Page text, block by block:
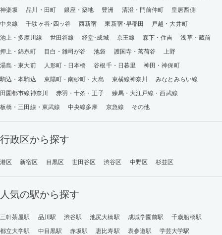
神楽坂
品川・田町 銀座・築地 豊洲 清澄・門前仲町
皇居西側
中央線
千駄ヶ谷･四ッ谷 西新宿 東新宿･早稲田
戸越・大井町
池上・多摩川線
世田谷線 経堂･成城 京王線 森下・住吉
浅草・蔵前
押上・錦糸町
目白・雑司が谷 池袋 護国寺・茗荷谷
上野
湯島・東大前
人形町・日本橋 谷根千・日暮里
神田・神保町
駒込・本駒込
東陽町・南砂町・大島 東横線神奈川
みなとみらい線
田園都市線神奈川
赤羽・十条・王子
練馬・大江戸線・西武線
板橋・三田線・東武線
中央線多摩 京急線 その他
行政区から探す
港区 新宿区 目黒区 世田谷区 渋谷区 中野区 杉並区
人気の駅から探す
三軒茶屋駅 品川駅 渋谷駅 池尻大橋駅 成城学園前駅
千歳船橋駅
都立大学駅
中目黒駅 赤坂駅 恵比寿駅 表参道駅
学芸大学駅